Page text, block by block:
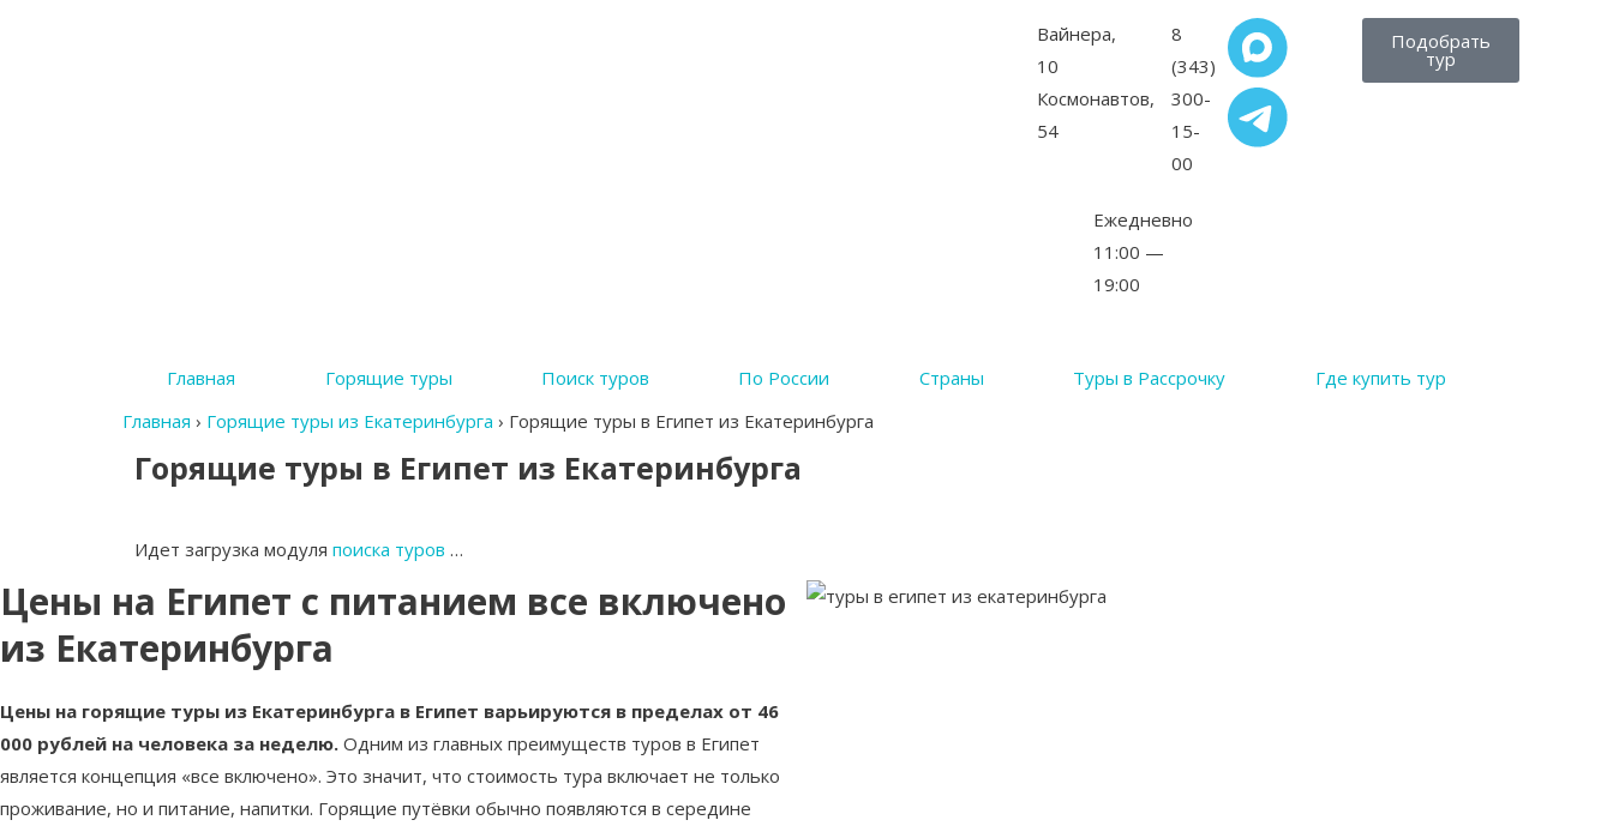
Вайнера,
10
Космонавтов,
54
8
(343)
300-
15-
00
Ежедневно
11:00 —
19:00
Подобрать
тур
Главная Горящие туры Поиск туров По России Страны Туры в Рассрочку
Где купить тур
Главная › Горящие туры из Екатеринбурга › Горящие туры в Египет из Екатеринбурга
Горящие туры в Египет из Екатеринбурга
Идет загрузка модуля поиска туров …
Цены на Египет с питанием все включено
из Екатеринбурга
Цены на горящие туры из Екатеринбурга в Египет варьируются в пределах от 46
000 рублей на человека за неделю. Одним из главных преимуществ туров в Египет
является концепция «все включено». Это значит, что стоимость тура включает не только
проживание, но и питание, напитки. Горящие путёвки обычно появляются в середине